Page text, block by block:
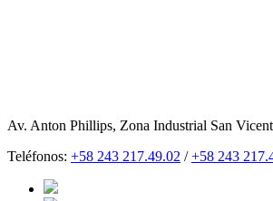
Av. Anton Phillips, Zona Industrial San
Teléfonos: +58 243 217.49.02 /+58 243